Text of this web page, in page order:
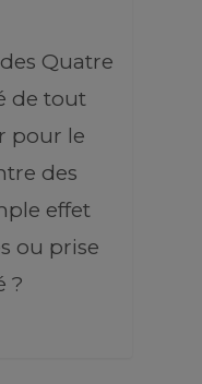
Quatre
de tout
pour le
des
effet
ou prise
?